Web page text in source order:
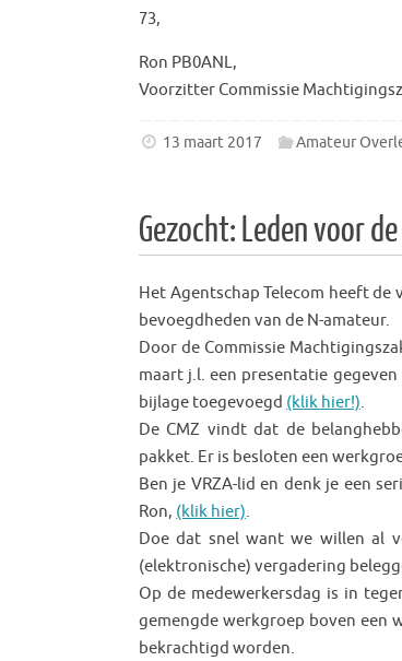
73,
Ron PB0ANL,
Voorzitter Commissie
13 maart 2017 Amateur
Gezocht: Leden voor
Het Agentschap Telecom heeft
bevoegdheden van de N-amateur.
Door de Commissie
maart j.l. een presentatie
bijlage toegevoegd (klik hier!).
De CMZ vindt dat de
pakket. Er is besloten een
Ben je VRZA-lid en denk je een
Ron, (klik hier).
Doe dat snel want we willen al
(elektronische) vergadering
Op de medewerkersdag is in
gemengde werkgroep boven een
bekrachtigd worden.